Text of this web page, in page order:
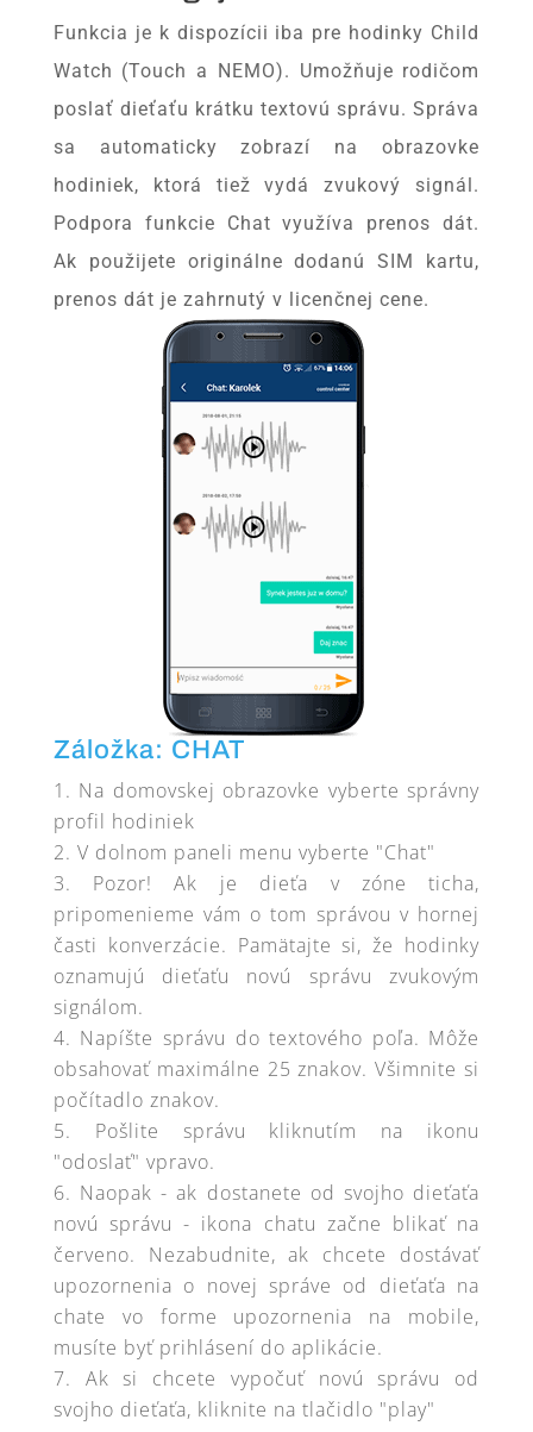
Funkcia je k dispozícii iba pre hodinky Child
Watch (Touch a NEMO). Umožňuje rodičom
poslať dieťaťu krátku textovú správu. Správa
sa automaticky zobrazí na obrazovke
hodiniek, ktorá tiež vydá zvukový signál.
Podpora funkcie Chat využíva prenos dát.
Ak použijete originálne dodanú SIM kartu,
prenos dát je zahrnutý v licenčnej cene.
Záložka: CHAT
Na domovskej obrazovke vyberte správny
profil hodiniek
V dolnom paneli menu vyberte "Chat"
Pozor! Ak je dieťa v zóne ticha,
pripomenieme vám o tom správou v hornej
časti konverzácie. Pamätajte si, že hodinky
oznamujú dieťaťu novú správu zvukovým
signálom.
Napíšte správu do textového poľa. Môže
obsahovať maximálne 25 znakov. Všimnite si
počítadlo znakov.
Pošlite správu kliknutím na ikonu
"odoslať" vpravo.
Naopak - ak dostanete od svojho dieťaťa
novú správu - ikona chatu začne blikať na
červeno. Nezabudnite, ak chcete dostávať
upozornenia o novej správe od dieťaťa na
chate vo forme upozornenia na mobile,
musíte byť prihlásení do aplikácie.
Ak si chcete vypočuť novú správu od
svojho dieťaťa, kliknite na tlačidlo "play"